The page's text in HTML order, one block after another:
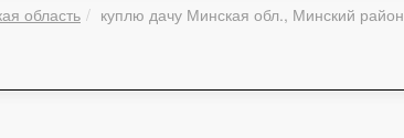
область куплю дачу Минская обл., Минский район